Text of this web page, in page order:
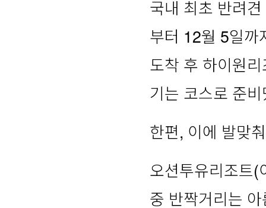
국내 최초 반려
부터 12월 5일까
도착 후 하이원
기는 코스로 준
한편, 이에 발맞
오션투유리조트
중 반짝거리는